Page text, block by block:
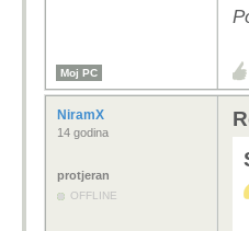
Moj PC
NiramX
14 godina
protjeran
OFFLINE